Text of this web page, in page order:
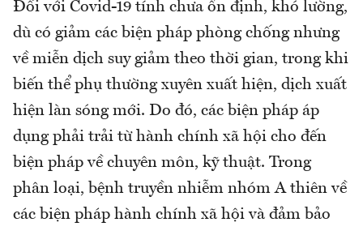
Đối với Covid-19 tính chưa ổn định, khó lường,
dù có giảm các biện pháp phòng chống nhưng
về miễn dịch suy giảm theo thời gian, trong khi
biến thể phụ thường xuyên xuất hiện, dịch xuất
hiện làn sóng mới. Do đó, các biện pháp áp
dụng phải trải từ hành chính xã hội cho đến
biện pháp về chuyên môn, kỹ thuật. Trong
phân loại, bệnh truyền nhiễm nhóm A thiên về
các biện pháp hành chính xã hội và đảm bảo